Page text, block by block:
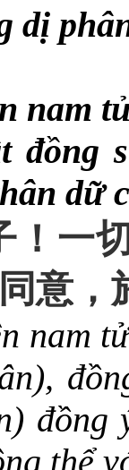
dị
nam
đồng
dữ
！ 一
意 ，
nam
thể